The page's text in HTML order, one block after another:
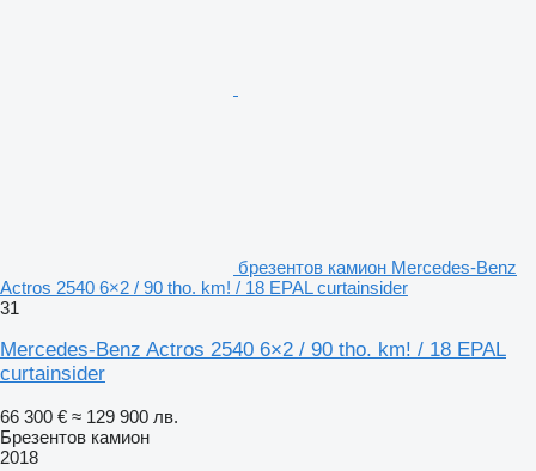
брезентов камион Mercedes-Benz
Actros 2540 6×2 / 90 tho. km! / 18 EPAL curtainsider
31
Mercedes-Benz Actros 2540 6×2 / 90 tho. km! / 18 EPAL
curtainsider
66 300 € ≈ 129 900 лв.
Брезентов камион
2018